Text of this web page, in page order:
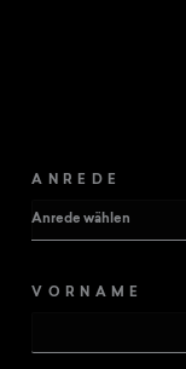
ANREDE
VORNAME